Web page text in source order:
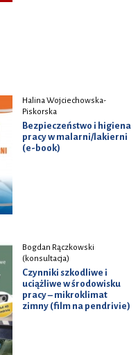
Halina Wojciechowska-
Piskorska
Bezpieczeństwo i higiena
pracy w malarni/lakierni
(e-book)
Bogdan Rączkowski
(konsultacja)
Czynniki szkodliwe i
uciążliwe w środowisku
pracy – mikroklimat
zimny (film na pendrivie)